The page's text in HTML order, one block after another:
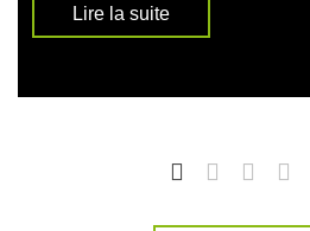
Lire la suite